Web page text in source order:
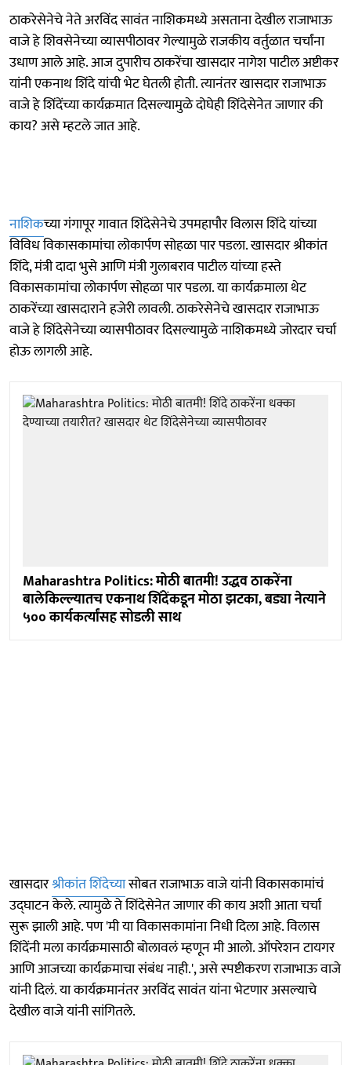
ठाकरेसेनेचे नेते अरविंद सावंत नाशिकमध्ये असताना देखील राजाभाऊ
वाजे हे शिवसेनेच्या व्यासपीठावर गेल्यामुळे राजकीय वर्तुळात चर्चांना
उधाण आले आहे. आज दुपारीच ठाकरेंचा खासदार नागेश पाटील अष्टीकर
यांनी एकनाथ शिंदे यांची भेट घेतली होती. त्यानंतर खासदार राजाभाऊ
वाजे हे शिंदेंच्या कार्यक्रमात दिसल्यामुळे दोघेही शिंदेसेनेत जाणार की
काय? असे म्हटले जात आहे.
नाशिकच्या गंगापूर गावात शिंदेसेनेचे उपमहापौर विलास शिंदे यांच्या
विविध विकासकामांचा लोकार्पण सोहळा पार पडला. खासदार श्रीकांत
शिंदे, मंत्री दादा भुसे आणि मंत्री गुलाबराव पाटील यांच्या हस्ते
विकासकामांचा लोकार्पण सोहळा पार पडला. या कार्यक्रमाला थेट
ठाकरेंच्या खासदाराने हजेरी लावली. ठाकरेसेनेचे खासदार राजाभाऊ
वाजे हे शिंदेसेनेच्या व्यासपीठावर दिसल्यामुळे नाशिकमध्ये जोरदार चर्चा
होऊ लागली आहे.
Maharashtra Politics: मोठी बातमी! उद्धव ठाकरेंना
बालेकिल्ल्यातच एकनाथ शिंदेंकडून मोठा झटका, बड्या नेत्याने
५०० कार्यकर्त्यांसह सोडली साथ
खासदारश्रीकांत शिंदेच्यासोबत राजाभाऊ वाजे यांनी विकासकामांचं
उद्घाटन केले. त्यामुळे ते शिंदेसेनेत जाणार की काय अशी आता चर्चा
सुरू झाली आहे. पण 'मी या विकासकामांना निधी दिला आहे. विलास
शिंदेंनी मला कार्यक्रमासाठी बोलावलं म्हणून मी आलो. ऑपरेशन टायगर
आणि आजच्या कार्यक्रमाचा संबंध नाही.', असे स्पष्टीकरण राजाभाऊ वाजे
यांनी दिलं. या कार्यक्रमानंतर अरविंद सावंत यांना भेटणार असल्याचे
देखील वाजे यांनी सांगितले.